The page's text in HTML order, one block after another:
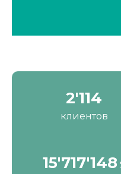
2'190
клиентов
16'287'200